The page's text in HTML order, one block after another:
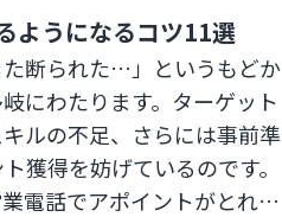
ようになるコツ11選
断られた…」というもどか
にわたります。ターゲット
ルの不足、さらには事前準
獲得を妨げているのです。
電話でアポイントがとれな